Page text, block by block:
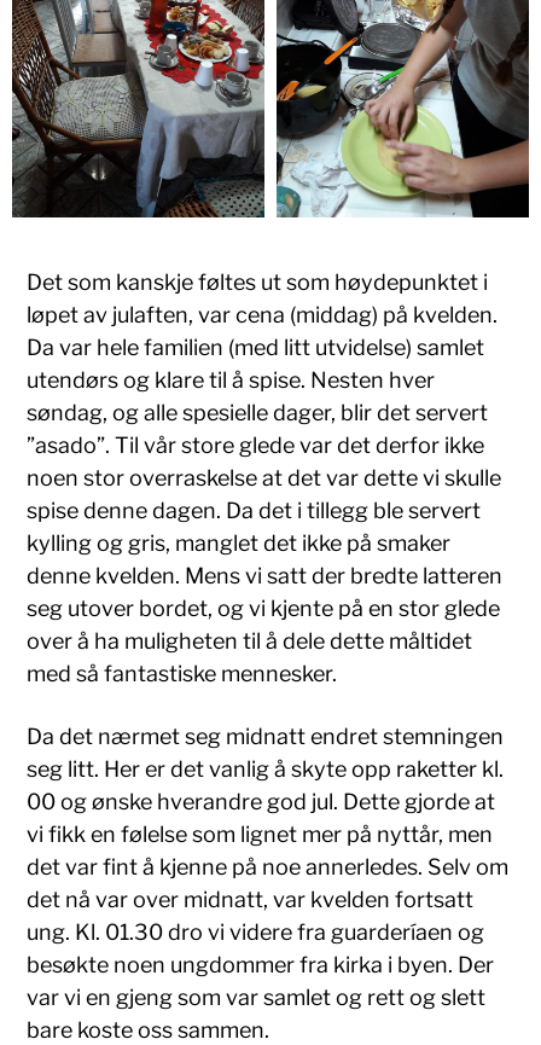
Det som kanskje føltes ut som høydepunktet i
løpet av julaften, var cena (middag) på kvelden.
Da var hele familien (med litt utvidelse) samlet
utendørs og klare til å spise. Nesten hver
søndag, og alle spesielle dager, blir det servert
”asado”. Til vår store glede var det derfor ikke
noen stor overraskelse at det var dette vi skulle
spise denne dagen. Da det i tillegg ble servert
kylling og gris, manglet det ikke på smaker
denne kvelden. Mens vi satt der bredte latteren
seg utover bordet, og vi kjente på en stor glede
over å ha muligheten til å dele dette måltidet
med så fantastiske mennesker.
Da det nærmet seg midnatt endret stemningen
seg litt. Her er det vanlig å skyte opp raketter kl.
00 og ønske hverandre god jul. Dette gjorde at
vi fikk en følelse som lignet mer på nyttår, men
det var fint å kjenne på noe annerledes. Selv om
det nå var over midnatt, var kvelden fortsatt
ung. Kl. 01.30 dro vi videre fra guarderíaen og
besøkte noen ungdommer fra kirka i byen. Der
var vi en gjeng som var samlet og rett og slett
bare koste oss sammen.